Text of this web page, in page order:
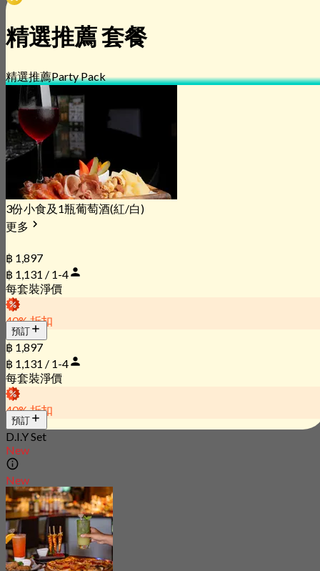
精選推薦 套餐
精選推薦Party Pack
3份小食及1瓶葡萄酒(紅/白)
更多
฿ 1,897
฿ 1,131 / 1-4
每套裝淨價
40% 折扣
預訂
฿ 1,897
฿ 1,131 / 1-4
每套裝淨價
40% 折扣
預訂
D.I.Y Set
New
New